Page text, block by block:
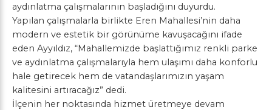
aydınlatma çalışmalarının başladığını duyurdu.
Yapılan çalışmalarla birlikte Eren Mahallesi’nin daha
modern ve estetik bir görünüme kavuşacağını ifade
eden Ayyıldız, “Mahallemizde başlattığımız renkli parke
ve aydınlatma çalışmalarıyla hem ulaşımı daha konforlu
hale getirecek hem de vatandaşlarımızın yaşam
kalitesini artıracağız” dedi.
İlçenin her noktasında hizmet üretmeye devam